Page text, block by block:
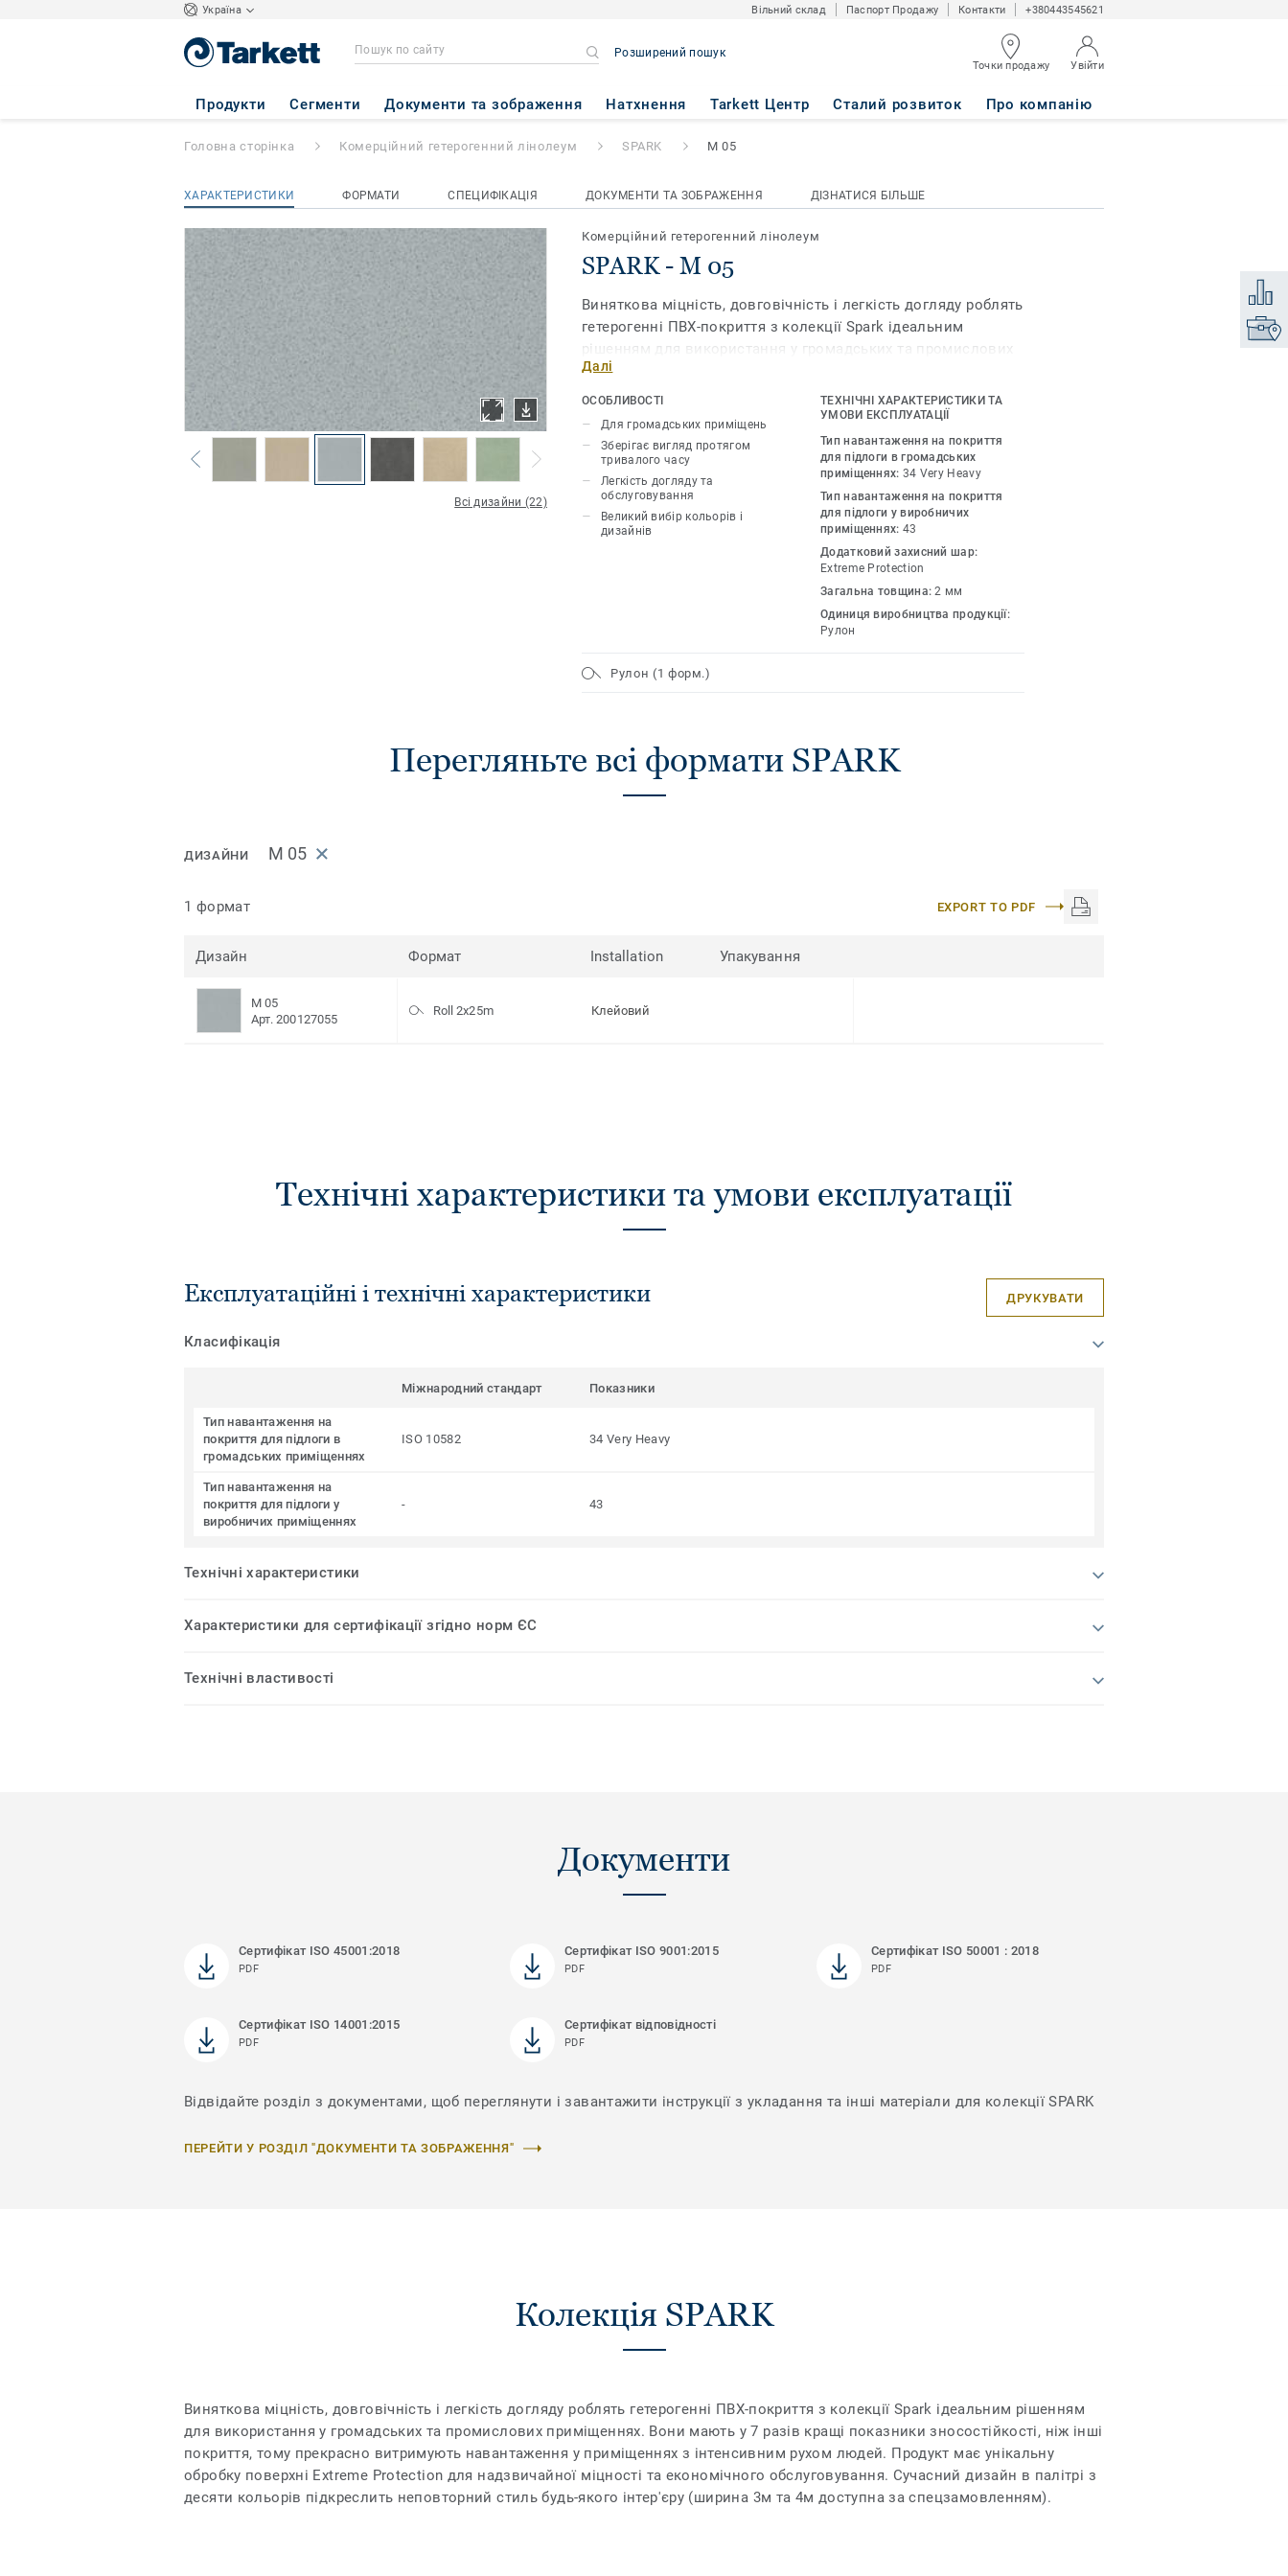
Україна Вільний склад Паспорт Продажу Контакти +380443545621
Розширений пошук
Точки продажу Увійти
Продукти Сегменти Документи та зображення Натхнення Tarkett Центр Сталий розвиток Про компанію
SPARK - M 05
Головна сторінка Комерційний гетерогенний лінолеум SPARK M 05
ХАРАКТЕРИСТИКИ ФОРМАТИ СПЕЦИФІКАЦІЯ ДОКУМЕНТИ ТА ЗОБРАЖЕННЯ ДІЗНАТИСЯ БІЛЬШЕ
Всі дизайни (22)
Комерційний гетерогенний лінолеум
SPARK - M 05
Виняткова міцність, довговічність і легкість догляду роблять
гетерогенні ПВХ-покриття з колекції Spark ідеальним
рішенням для використання у громадських та промислових
приміщеннях. Вони мають у 7 разів кращі показники
зносостійкості, ніж інші покриття, тому прекрасно
витримують навантаження у приміщеннях з інтенсивним
рухом людей. Продукт має унікальну обробку поверхні
Extreme Protection для надзвичайної міцності та
економічного обслуговування. Сучасний дизайн в палітрі з
десяти кольорів підкреслить неповторний стиль будь-якого
інтер'єру (ширина 3м та 4м доступна за спецзамовленням).
Далі
ОСОБЛИВОСТІ
Для громадських приміщень
Зберігає вигляд протягом
тривалого часу
Легкість догляду та
обслуговування
Великий вибір кольорів і
дизайнів
ТЕХНІЧНІ ХАРАКТЕРИСТИКИ ТА
УМОВИ ЕКСПЛУАТАЦІЇ
Тип навантаження на покриття
для підлоги в громадських
приміщеннях: 34 Very Heavy
Тип навантаження на покриття
для підлоги у виробничих
приміщеннях: 43
Додатковий захисний шар:
Extreme Protection
Загальна товщина:2 мм
Одиниця виробництва продукції:
Рулон
Рулон (1 форм.)
Перегляньте всі формати SPARK
ДИЗАЙНИ M 05
1 формат EXPORT TO PDF
Дизайн Формат Installation Упакування
M 05
Арт. 200127055
Roll 2x25m Клейовий
Технічні характеристики та умови експлуатації
Експлуатаційні і технічні характеристики ДРУКУВАТИ
Класифікація
Міжнародний стандарт Показники
Тип навантаження на
покриття для підлоги в
громадських приміщеннях
ISO 10582 34 Very Heavy
Тип навантаження на
покриття для підлоги у
виробничих приміщеннях
- 43
Технічні характеристики
Характеристики для сертифікації згідно норм ЄС
Технічні властивості
Документи
Сертифікат ISO 45001:2018
PDF
Сертифікат ISO 9001:2015
PDF
Сертифікат ISO 50001 : 2018
PDF
Сертифікат ISO 14001:2015
PDF
Сертифікат відповідності
PDF
Відвідайте розділ з документами, щоб переглянути і завантажити інструкції з укладання та інші матеріали для колекції SPARK
ПЕРЕЙТИ У РОЗДІЛ "ДОКУМЕНТИ ТА ЗОБРАЖЕННЯ"
Колекція SPARK
Виняткова міцність, довговічність і легкість догляду роблять гетерогенні ПВХ-покриття з колекції Spark ідеальним рішенням
для використання у громадських та промислових приміщеннях. Вони мають у 7 разів кращі показники зносостійкості, ніж інші
покриття, тому прекрасно витримують навантаження у приміщеннях з інтенсивним рухом людей. Продукт має унікальну
обробку поверхні Extreme Protection для надзвичайної міцності та економічного обслуговування. Сучасний дизайн в палітрі з
десяти кольорів підкреслить неповторний стиль будь-якого інтер'єру (ширина 3м та 4м доступна за спецзамовленням).